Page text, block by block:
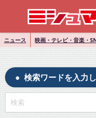
ニュース 映画・テレビ・音楽・
検索ワードを入力